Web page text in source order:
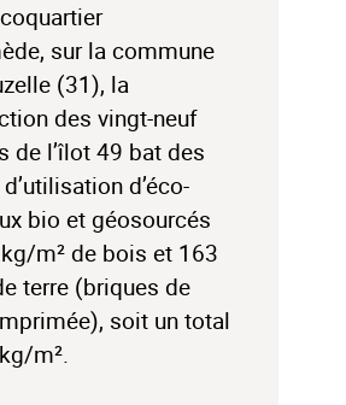
sur la commune
(31), la
des vingt-neuf
de l’îlot 49 bat des
d’éco-
bio et géosourcés
m² de bois et 163
terre (briques de
soit un total
m².